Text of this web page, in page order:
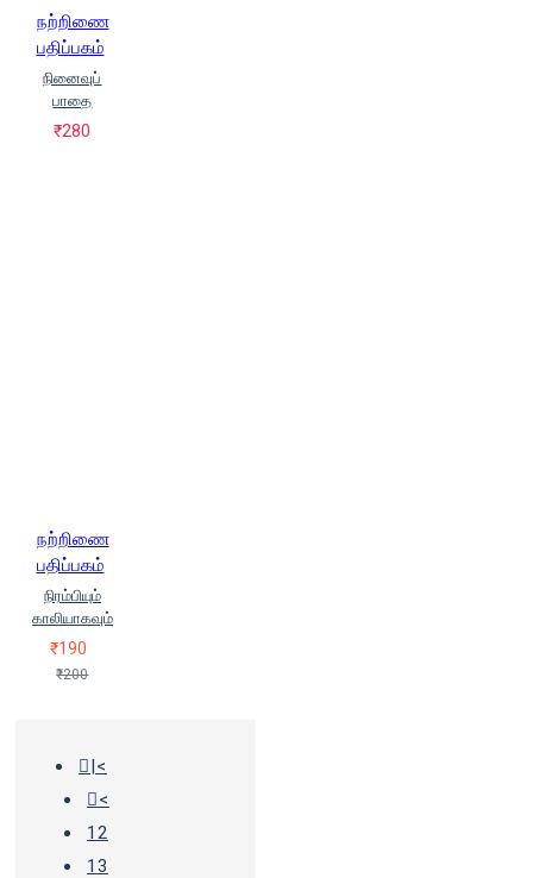
நற்றிணை
பதிப்பகம்
நினைவுப்
பாதை
₹280
நற்றிணை
பதிப்பகம்
நிரம்பியும்
காலியாகவும்
₹190
₹200
|<
<
12
13